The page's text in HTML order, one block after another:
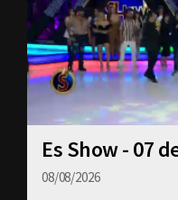
Es Show - 07
08/08/2026